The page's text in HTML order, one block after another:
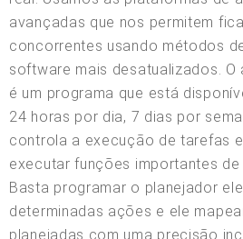
avançadas que nos permitem
concorrentes usando métodos
software mais desatualizados. O
é um programa que está
24 horas por dia, 7 dias por
controla a execução de tarefas
executar funções importantes
Basta programar o planejador
determinadas ações e ele
planejadas com uma precisão